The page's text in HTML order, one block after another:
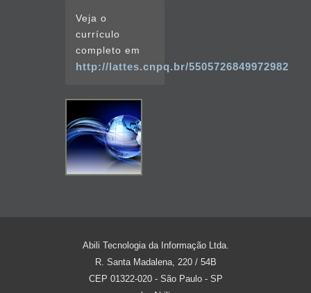
Veja o
currículo
completo em
http://lattes.cnpq.br/5505726849972982
Abili Tecnologia da Informação Ltda.
R. Santa Madalena, 220 / 54B
CEP 01322-020 - São Paulo - SP